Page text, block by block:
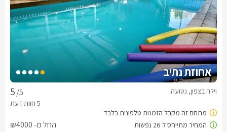
אחוזת נתיב
/5 וילה בצפון, נטועה
החל מ- ₪4000